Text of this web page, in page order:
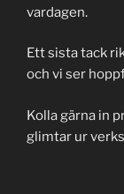
vardagen.
Ett sista tack
och vi ser
Kolla gärna in
glimtar ur